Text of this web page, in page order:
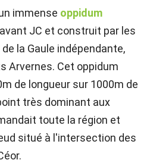
immense oppidum
JC et construit par les
la Gaule indépendante,
Arvernes. Cet oppidum
de longueur sur 1000m de
très dominant aux
toute la région et
situé à l'intersection des